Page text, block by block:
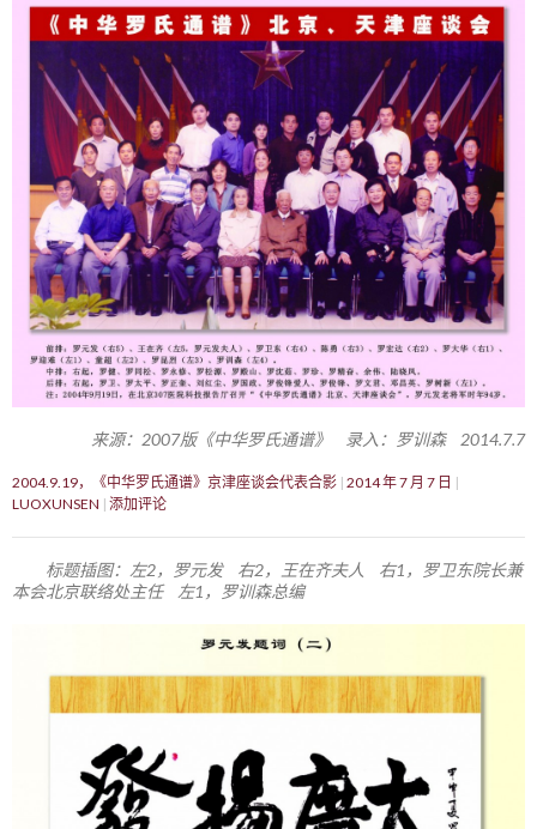
来源：2007版《中华罗氏通谱》 录入：罗训森 2014.7.7
2004.9.19，《中华罗氏通谱》京津座谈会代表合影 2014 年 7 月 7 日
LUOXUNSEN 添加评论
标题插图：左2，罗元发 右2，王在齐夫人 右1，罗卫东院长兼
本会北京联络处主任 左1，罗训森总编